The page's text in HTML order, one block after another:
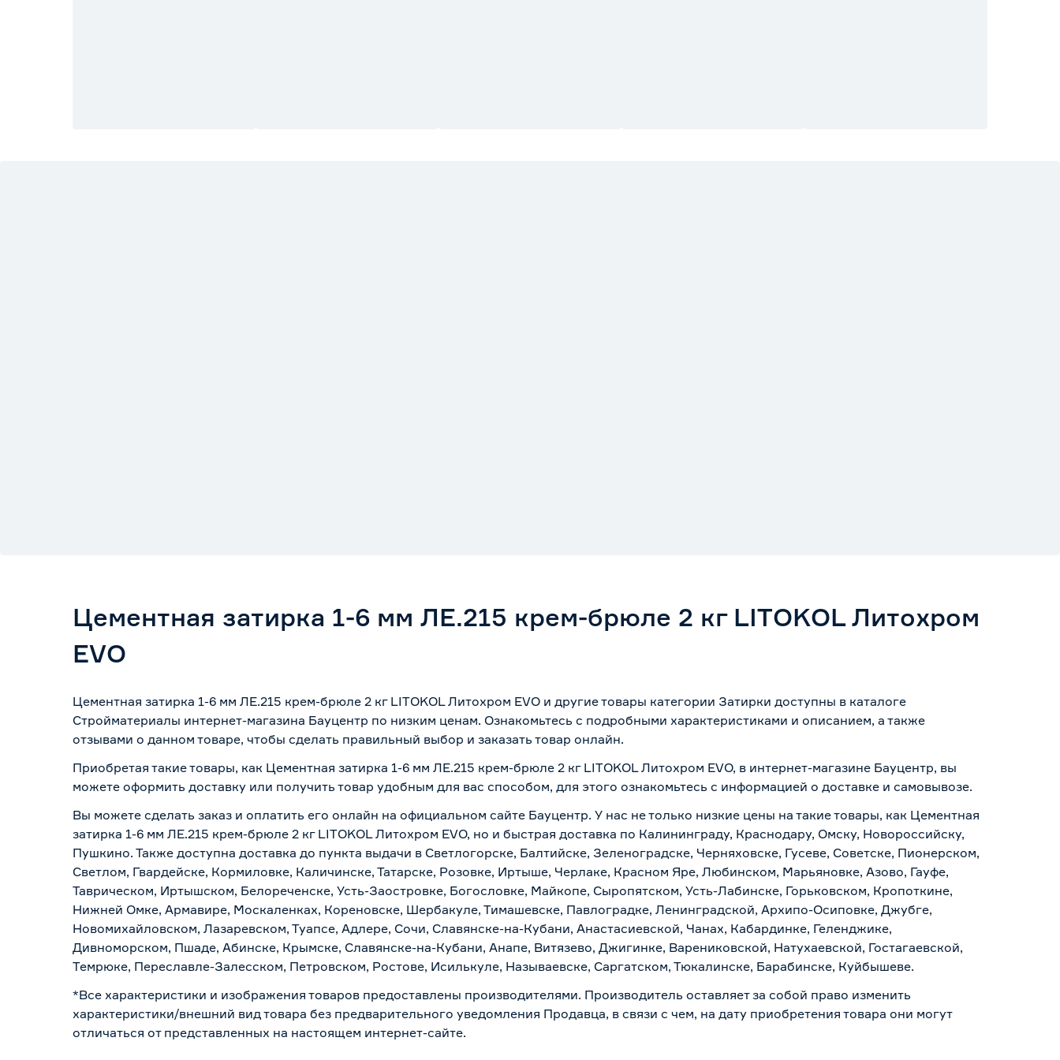
Цементная затирка 1-6 мм ЛЕ.215 крем-брюле 2 кг LITOKOL Литохром
EVO
Цементная затирка 1-6 мм ЛЕ.215 крем-брюле 2 кг LITOKOL Литохром EVO и другие товары категории Затирки доступны в каталоге
Стройматериалы интернет-магазина Бауцентр по низким ценам. Ознакомьтесь с подробными характеристиками и описанием, а также
отзывами о данном товаре, чтобы сделать правильный выбор и заказать товар онлайн.
Приобретая такие товары, как Цементная затирка 1-6 мм ЛЕ.215 крем-брюле 2 кг LITOKOL Литохром EVO, в интернет-магазине Бауцентр, вы
можете оформить доставку или получить товар удобным для вас способом, для этого ознакомьтесь с информацией о доставке и самовывозе.
Вы можете сделать заказ и оплатить его онлайн на официальном сайте Бауцентр. У нас не только низкие цены на такие товары, как Цементная
затирка 1-6 мм ЛЕ.215 крем-брюле 2 кг LITOKOL Литохром EVO, но и быстрая доставка по Калининграду, Краснодару, Омску, Новороссийску,
Пушкино. Также доступна доставка до пункта выдачи в Светлогорске, Балтийске, Зеленоградске, Черняховске, Гусеве, Советске, Пионерском,
Светлом, Гвардейске, Кормиловке, Каличинске, Татарске, Розовке, Иртыше, Черлаке, Красном Яре, Любинском, Марьяновке, Азово, Гауфе,
Таврическом, Иртышском, Белореченске, Усть-Заостровке, Богословке, Майкопе, Сыропятском, Усть-Лабинске, Горьковском, Кропоткине,
Нижней Омке, Армавире, Москаленках, Кореновске, Шербакуле, Тимашевске, Павлоградке, Ленинградской, Архипо-Осиповке, Джубге,
Новомихайловском, Лазаревском, Туапсе, Адлере, Сочи, Славянске-на-Кубани, Анастасиевской, Чанах, Кабардинке, Геленджике,
Дивноморском, Пшаде, Абинске, Крымске, Славянске-на-Кубани, Анапе, Витязево, Джигинке, Варениковской, Натухаевской, Гостагаевской,
Темрюке, Переславле-Залесском, Петровском, Ростове, Исилькуле, Называевске, Саргатском, Тюкалинске, Барабинске, Куйбышеве.
*Все характеристики и изображения товаров предоставлены производителями. Производитель оставляет за собой право изменить
характеристики/внешний вид товара без предварительного уведомления Продавца, в связи с чем, на дату приобретения товара они могут
отличаться от представленных на настоящем интернет-сайте.